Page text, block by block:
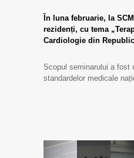
În luna februarie, la
rezidenți, cu tema
Cardiologie din
Scopul seminarului a fost
standardelor medicale